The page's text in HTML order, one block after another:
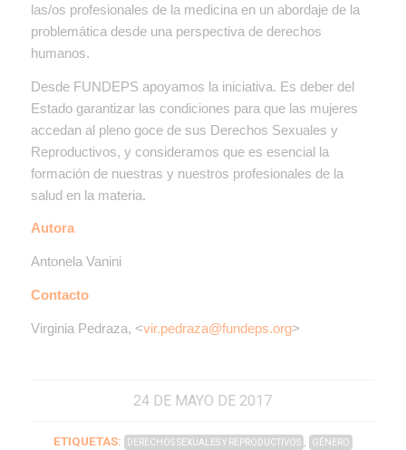
las/os profesionales de la medicina en un abordaje de la
problemática desde una perspectiva de derechos
humanos.
Desde FUNDEPS apoyamos la iniciativa. Es deber del
Estado garantizar las condiciones para que las mujeres
accedan al pleno goce de sus Derechos Sexuales y
Reproductivos, y consideramos que es esencial la
formación de nuestras y nuestros profesionales de la
salud en la materia.
Autora
Antonela Vanini
Contacto
Virginia Pedraza, <vir.pedraza@fundeps.org>
24 DE MAYO DE 2017
ETIQUETAS: DERECHOS SEXUALES Y REPRODUCTIVOS , GÉNERO